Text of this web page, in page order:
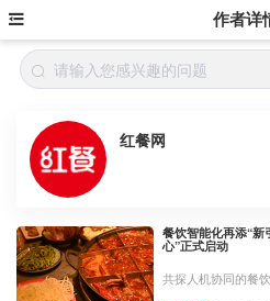
作者详
红餐网
餐饮智能化再添“新
心”正式启动
共探人机协同的餐饮